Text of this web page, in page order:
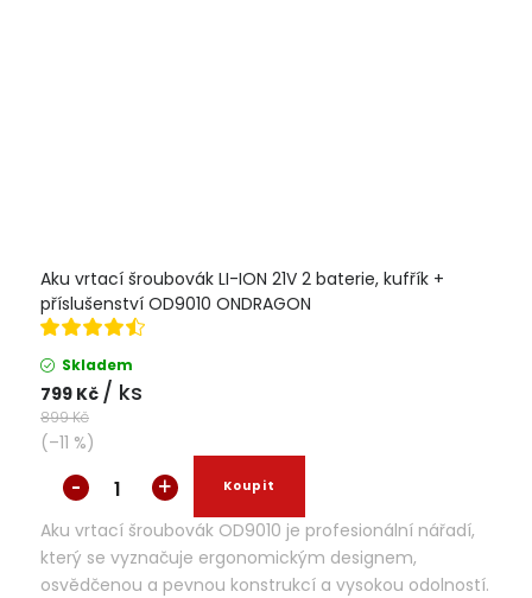
Aku vrtací šroubovák LI-ION 21V 2 baterie, kufřík +
příslušenství OD9010 ONDRAGON
Skladem
799 Kč / ks
899 Kč
(–11 %)
Aku vrtací šroubovák OD9010 je profesionální nářadí,
který se vyznačuje ergonomickým designem,
osvědčenou a pevnou konstrukcí a vysokou odolností.